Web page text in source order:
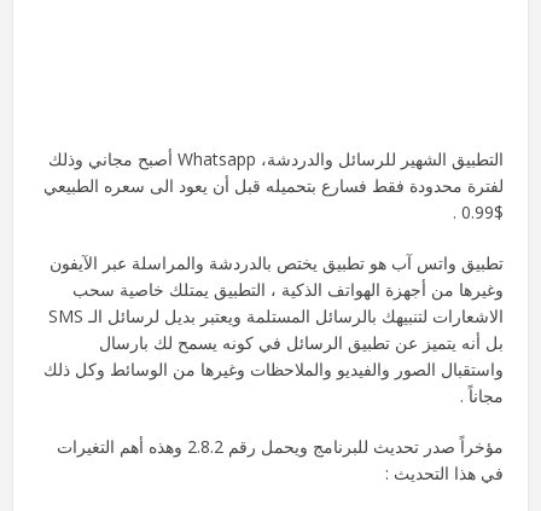
التطبيق الشهير للرسائل والدردشة، Whatsapp أصبح مجاني وذلك
لفترة محدودة فقط فسارع بتحميله قبل أن يعود الى سعره الطبيعي
$0.99 .
تطبيق واتس آب هو تطبيق يختص بالدردشة والمراسلة عبر الآيفون
وغيرها من أجهزة الهواتف الذكية ، التطبيق يمتلك خاصية سحب
الاشعارات لتنبيهك بالرسائل المستلمة ويعتبر بديل لرسائل الـ SMS
بل أنه يتميز عن تطبيق الرسائل في كونه يسمح لك بارسال
واستقبال الصور والفيديو والملاحظات وغيرها من الوسائط وكل ذلك
مجاناً .
مؤخراً صدر تحديث للبرنامج ويحمل رقم 2.8.2 وهذه أهم التغيرات
في هذا التحديث :